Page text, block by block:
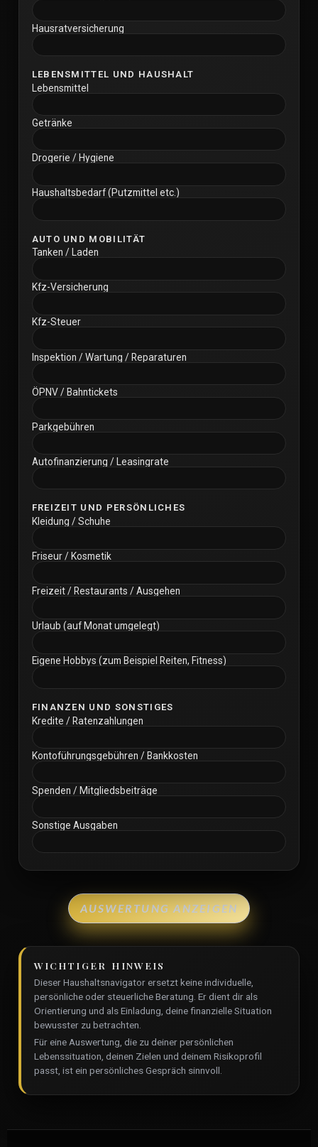
Hausratversicherung
LEBENSMITTEL UND HAUSHALT
Lebensmittel
Getränke
Drogerie / Hygiene
Haushaltsbedarf (Putzmittel etc.)
AUTO UND MOBILITÄT
Tanken / Laden
Kfz-Versicherung
Kfz-Steuer
Inspektion / Wartung / Reparaturen
ÖPNV / Bahntickets
Parkgebühren
Autofinanzierung / Leasingrate
FREIZEIT UND PERSÖNLICHES
Kleidung / Schuhe
Friseur / Kosmetik
Freizeit / Restaurants / Ausgehen
Urlaub (auf Monat umgelegt)
Eigene Hobbys (zum Beispiel Reiten, Fitness)
FINANZEN UND SONSTIGES
Kredite / Ratenzahlungen
Kontoführungsgebühren / Bankkosten
Spenden / Mitgliedsbeiträge
Sonstige Ausgaben
AUSWERTUNG ANZEIGEN
WICHTIGER HINWEIS
Dieser Haushaltsnavigator ersetzt keine individuelle,
persönliche oder steuerliche Beratung. Er dient dir als
Orientierung und als Einladung, deine finanzielle Situation
bewusster zu betrachten.
Für eine Auswertung, die zu deiner persönlichen
Lebenssituation, deinen Zielen und deinem Risikoprofil
passt, ist ein persönliches Gespräch sinnvoll.